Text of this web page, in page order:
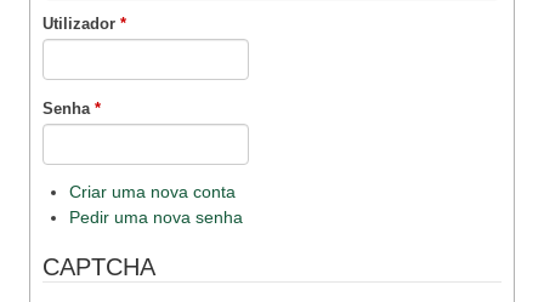
Utilizador *
Senha *
Criar uma nova conta
Pedir uma nova senha
CAPTCHA